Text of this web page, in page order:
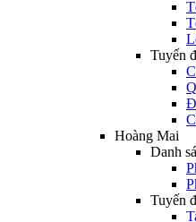
Tuyến
Hoàng Mai
Danh
Tuyến